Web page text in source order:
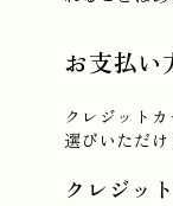
お支払い
クレジット
選びいただけ
クレジッ